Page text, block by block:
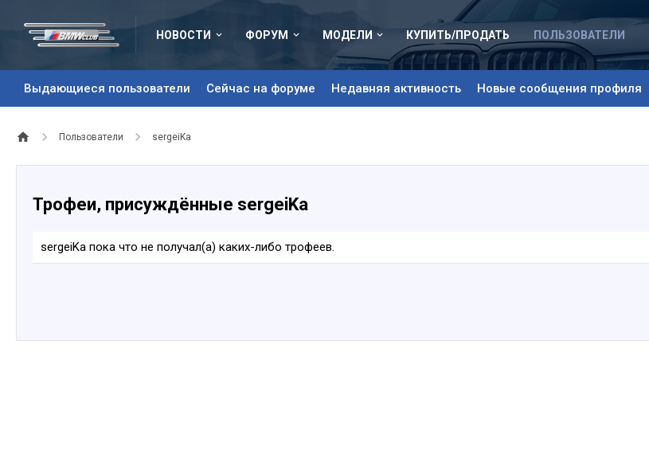
НОВОСТИ ФОРУМ МОДЕЛИ КУПИТЬ/ПРОДАТЬ ПОЛЬЗОВАТЕЛИ
Выдающиеся пользователи Сейчас на форуме Недавняя активность Новые сообщения профиля
Пользователи sergeiKa
Трофеи, присуждённые sergeiKa
sergeiKa пока что не получал(а) каких-либо трофеев.